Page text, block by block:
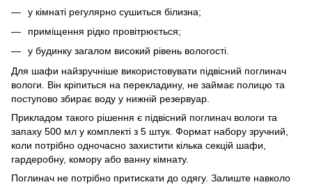
у кімнаті регулярно сушиться білизна;
приміщення рідко провітрюється;
у будинку загалом високий рівень вологості.
Для шафи найзручніше використовувати підвісний поглинач
вологи. Він кріпиться на перекладину, не займає полицю та
поступово збирає воду у нижній резервуар.
Прикладом такого рішення є підвісний поглинач вологи та
запаху 500 мл у комплекті з 5 штук . Формат набору зручний,
коли потрібно одночасно захистити кілька секцій шафи,
гардеробну, комору або ванну кімнату.
Поглинач не потрібно притискати до одягу. Залиште навколо